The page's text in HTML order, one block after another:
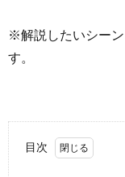
※解説したいシー
す。
目次